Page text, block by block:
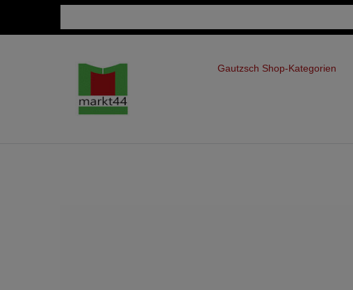
Gautzsch Shop-Kategorien